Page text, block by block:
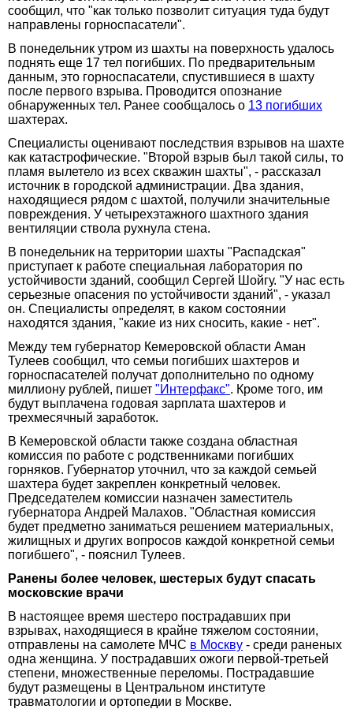
сообщил, что "как только позволит ситуация туда будут
направлены горноспасатели".
В понедельник утром из шахты на поверхность удалось
поднять еще 17 тел погибших. По предварительным
данным, это горноспасатели, спустившиеся в шахту
после первого взрыва. Проводится опознание
обнаруженных тел. Ранее сообщалось о 13 погибших
шахтерах.
Специалисты оценивают последствия взрывов на шахте
как катастрофические. "Второй взрыв был такой силы, то
пламя вылетело из всех скважин шахты", - рассказал
источник в городской администрации. Два здания,
находящиеся рядом с шахтой, получили значительные
повреждения. У четырехэтажного шахтного здания
вентиляции ствола рухнула стена.
В понедельник на территории шахты "Распадская"
приступает к работе специальная лаборатория по
устойчивости зданий, сообщил Сергей Шойгу. "У нас есть
серьезные опасения по устойчивости зданий", - указал
он. Специалисты определят, в каком состоянии
находятся здания, "какие из них сносить, какие - нет".
Между тем губернатор Кемеровской области Аман
Тулеев сообщил, что семьи погибших шахтеров и
горноспасателей получат дополнительно по одному
миллиону рублей, пишет "Интерфакс". Кроме того, им
будут выплачена годовая зарплата шахтеров и
трехмесячный заработок.
В Кемеровской области также создана областная
комиссия по работе с родственниками погибших
горняков. Губернатор уточнил, что за каждой семьей
шахтера будет закреплен конкретный человек.
Председателем комиссии назначен заместитель
губернатора Андрей Малахов. "Областная комиссия
будет предметно заниматься решением материальных,
жилищных и других вопросов каждой конкретной семьи
погибшего", - пояснил Тулеев.
Ранены более человек, шестерых будут спасать
московские врачи
В настоящее время шестеро пострадавших при
взрывах, находящиеся в крайне тяжелом состоянии,
отправлены на самолете МЧС в Москву - среди раненых
одна женщина. У пострадавших ожоги первой-третьей
степени, множественные переломы. Пострадавшие
будут размещены в Центральном институте
травматологии и ортопедии в Москве.